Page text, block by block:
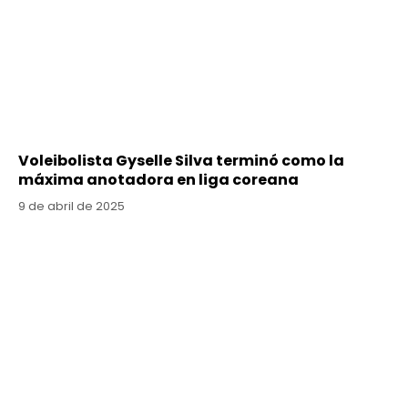
Voleibolista Gyselle Silva terminó como la
máxima anotadora en liga coreana
9 de abril de 2025